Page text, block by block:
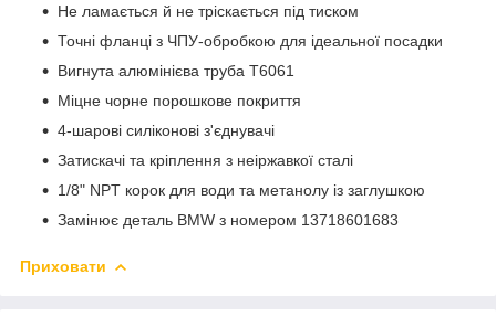
Не ламається й не тріскається під тиском
Точні фланці з ЧПУ-обробкою для ідеальної посадки
Вигнута алюмінієва труба T6061
Міцне чорне порошкове покриття
4-шарові силіконові з'єднувачі
Затискачі та кріплення з неіржавкої сталі
1/8" NPT корок для води та метанолу із заглушкою
Замінює деталь BMW з номером 13718601683
Приховати